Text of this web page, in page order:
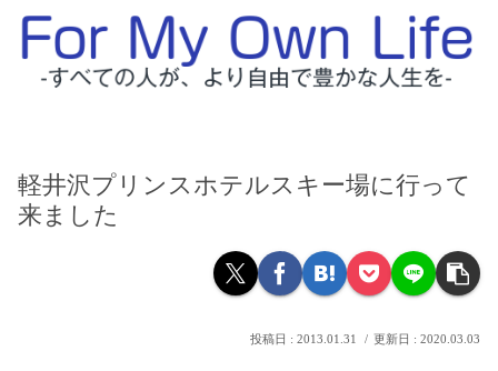
軽井沢プリンスホテルスキー場に行って
来ました
2013.01.31 2020.03.03